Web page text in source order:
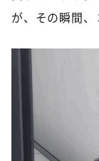
が、その瞬間